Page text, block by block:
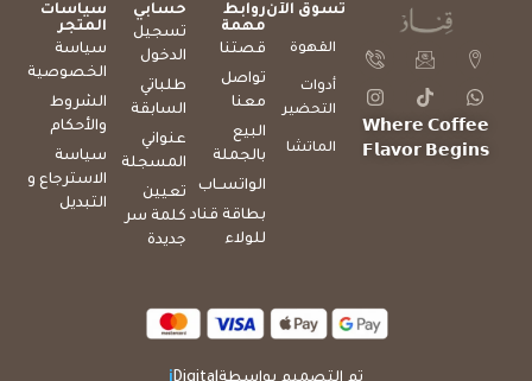
𝗪𝗵𝗲𝗿𝗲 𝗖𝗼𝗳𝗳𝗲𝗲
𝗙𝗹𝗮𝘃𝗼𝗿 𝗕𝗲𝗴𝗶𝗻𝘀
تسوق الآن
القهوة
أدوات
التحضير
الماتشا
روابط
مهمة
قصتنا
تواصل
معنا
البيع
بالجملة
الواتســاب
بطاقة قناد
للولاء
حسابي
تسجيل
الدخول
طلباتي
السابقة
عنواني
المسجلة
تعيين
كلمة سر
جديدة
سياسات
المتجر
سياسة
الخصوصية
الشروط
والأحكام
سياسة
الاسترجاع و
التبديل